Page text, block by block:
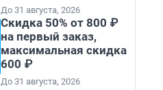
До 31 августа, 2026
Скидка 50% от 800 ₽
на первый заказ,
максимальная скидка
600 ₽
До 31 августа, 2026